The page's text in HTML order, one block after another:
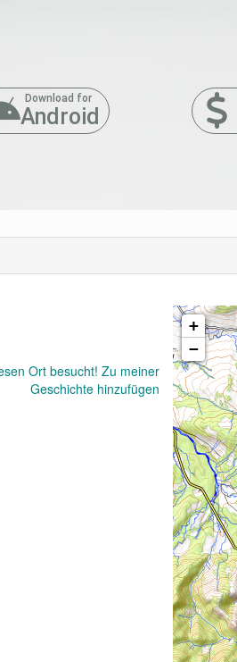
Download for
Android
Ort besucht! Zu meiner
Geschichte hinzufügen
+
−